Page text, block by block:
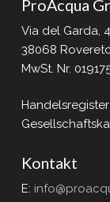
ProAcqua
Via del Garda,
38068
MwSt. Nr.
Kontakt
E: